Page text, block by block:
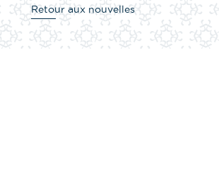
Retour aux nouvelles